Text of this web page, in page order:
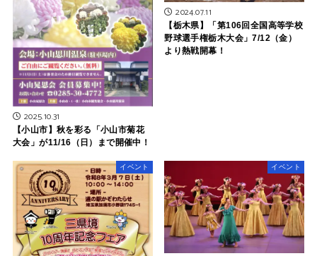
2025.10.31
【小山市】秋を彩る「小山市菊花
大会」が11/16（日）まで開催中！
2024.07.11
【栃木県】「第106回全国高等学校
野球選手権栃木大会」7/12（金）
より熱戦開幕！
イベント イベント